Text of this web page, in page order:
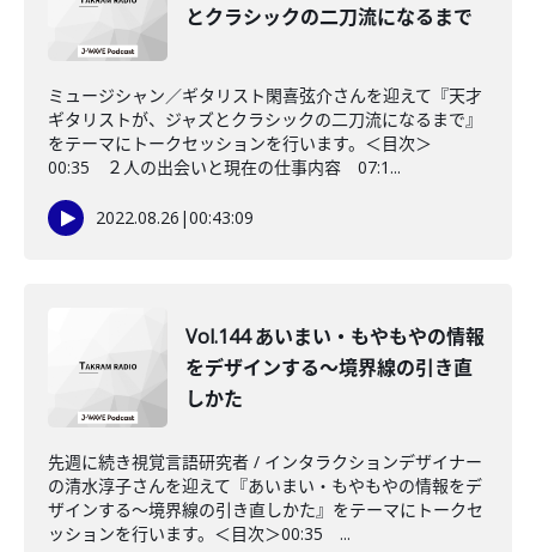
とクラシックの二刀流になるまで
ミュージシャン／ギタリスト閑喜弦介さんを迎えて『天才
ギタリストが、ジャズとクラシックの二刀流になるまで』
をテーマにトークセッションを行います。＜目次＞
00:35 ２人の出会いと現在の仕事内容 07:1...
2022.08.26 |00:43:09
Vol.144 あいまい・もやもやの情報
をデザインする～境界線の引き直
しかた
先週に続き視覚言語研究者 / インタラクションデザイナー
の清水淳子さんを迎えて『あいまい・もやもやの情報をデ
ザインする～境界線の引き直しかた』をテーマにトークセ
ッションを行います。＜目次＞00:35 ...